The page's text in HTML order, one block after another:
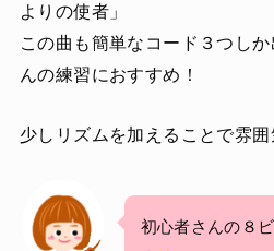
よりの使者」
この曲も簡単なコード３つし
んの練習におすすめ！
少しリズムを加えることで雰囲
初心者さんの８